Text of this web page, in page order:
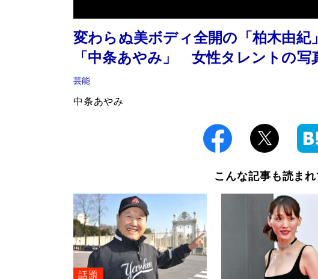
変わらぬ美ボディ全開の「柏木由紀
「中条あやみ」 女性タレントの写
芸能
中条あやみ
こんな記事も読ま
話題